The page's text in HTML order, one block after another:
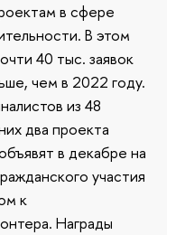
в сфере
В этом
40 тыс. заявок
чем в 2022 году.
из 48
два проекта
в декабре на
участия
к
Награды